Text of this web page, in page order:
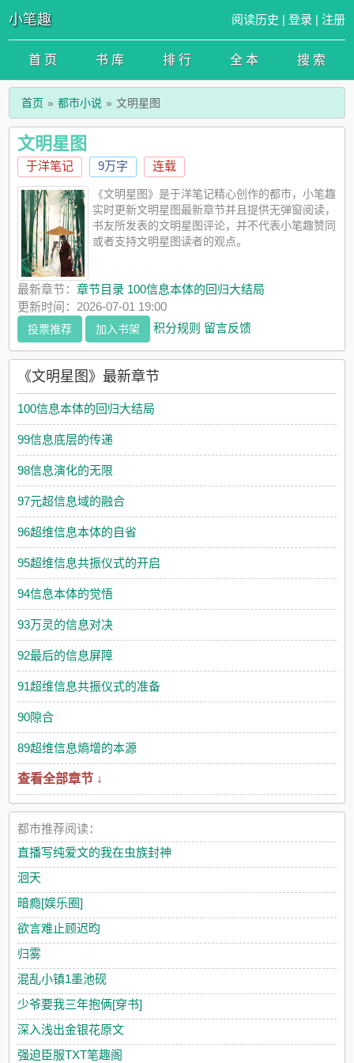
小笔趣 阅读历史 | 登录 | 注册
首 页 书 库 排 行 全 本 搜 索
首页 都市小说 文明星图
文明星图
于洋笔记 9万字 连载
《文明星图》是于洋笔记精心创作的都市，小笔趣
实时更新文明星图最新章节并且提供无弹窗阅读，
书友所发表的文明星图评论，并不代表小笔趣赞同
或者支持文明星图读者的观点。
最新章节：章节目录 100信息本体的回归大结局
更新时间：2026-07-01 19:00
投票推荐 加入书架 积分规则 留言反馈
《文明星图》最新章节
100信息本体的回归大结局
99信息底层的传递
98信息演化的无限
97元超信息域的融合
96超维信息本体的自省
95超维信息共振仪式的开启
94信息本体的觉悟
93万灵的信息对决
92最后的信息屏障
91超维信息共振仪式的准备
90隙合
89超维信息熵增的本源
查看全部章节 ↓
都市推荐阅读：
直播写纯爱文的我在虫族封神
洄天
暗瘾[娱乐圈]
欲言难止顾迟昀
归雾
混乱小镇1墨池砚
少爷要我三年抱俩[穿书]
深入浅出金银花原文
强迫臣服TXT笔趣阁